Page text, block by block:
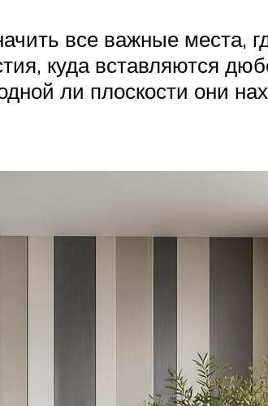
все важные места,
куда вставляются
ли плоскости они